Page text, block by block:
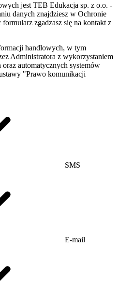
jest TEB Edukacja sp. z o.o. -
danych znajdziesz w Ochronie
zgadzasz się na kontakt z
handlowych, w tym
Administratora z wykorzystaniem
automatycznych systemów
"Prawo komunikacji
SMS
E-mail